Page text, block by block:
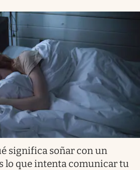
significa soñar con un
lo que intenta comunicar tu